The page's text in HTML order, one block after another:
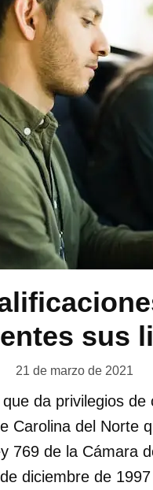
sus
21 de marzo de 2021
da privilegios
Carolina del Norte
769 de la Cámara
diciembre de